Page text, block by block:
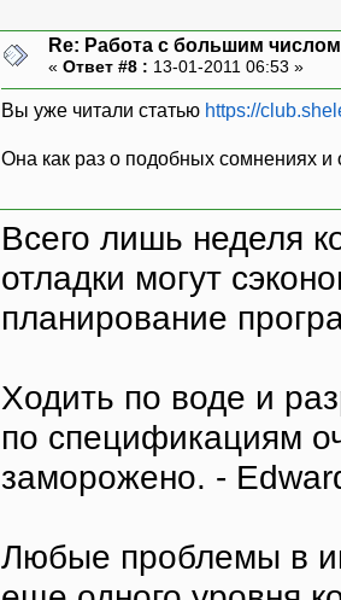
Re: Работа с большим
« Ответ #8 : 13-01-2011 06:53 »
Вы уже читали статью https://
Она как раз о подобных сомнениях
Всего лишь неделя
отладки могут
планирование
Ходить по воде и
по спецификациям
заморожено. -
Любые проблемы в